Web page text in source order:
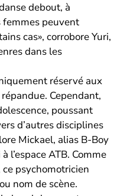
debout, à
femmes peuvent
cas», corrobore Yuri,
dans les
réservé aux
Cependant,
poussant
d’autres disciplines
Mickael, alias B-Boy
l’espace ATB. Comme
psychomotricien
nom de scène.